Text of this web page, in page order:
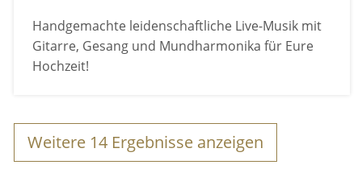
Handgemachte leidenschaftliche Live-Musik mit
Gitarre, Gesang und Mundharmonika für Eure
Hochzeit!
Weitere 14 Ergebnisse anzeigen